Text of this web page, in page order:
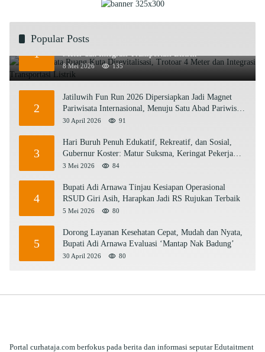
Popular Posts
1
Rencana Tata Ruang Kuta Direvitalisasi, Trotoar 4
8 Mei 2026 135
2
Jatiluwih Fun Run 2026 Dipersiapkan Jadi Magnet
Pariwisata Internasional, Menuju Satu Abad Pariwisata
Bali
30 April 2026 91
3
Hari Buruh Penuh Edukatif, Rekreatif, dan Sosial,
Gubernur Koster: Matur Suksma, Keringat Pekerja
Mesin Ekonomi Bali
3 Mei 2026 84
4
Bupati Adi Arnawa Tinjau Kesiapan Operasional
RSUD Giri Asih, Harapkan Jadi RS Rujukan Terbaik
5 Mei 2026 80
5
Dorong Layanan Kesehatan Cepat, Mudah dan Nyata,
Bupati Adi Arnawa Evaluasi ‘Mantap Nak Badung’
30 April 2026 80
Portal curhataja.com berfokus pada berita dan informasi seputar Edutaitment